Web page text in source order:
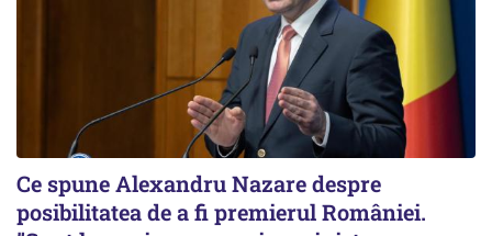
Ce spune Alexandru Nazare despre
posibilitatea de a fi premierul României.